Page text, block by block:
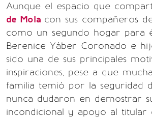
Aunque el espacio que
de Mola con sus compañeros
como un segundo hogar para
Berenice Yáber Coronado e
sido una de sus principales
inspiraciones, pese a que
familia temió por la seguridad
nunca dudaron en demostrar
incondicional y apoyo al titular